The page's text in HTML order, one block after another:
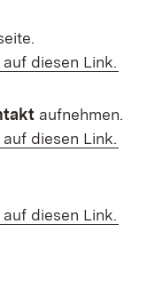
diesen Link.
aufnehmen.
diesen Link.
diesen Link.